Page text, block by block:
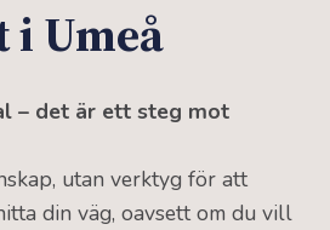
i Umeå
– det är ett steg mot
utan verktyg för att
din väg, oavsett om du vill